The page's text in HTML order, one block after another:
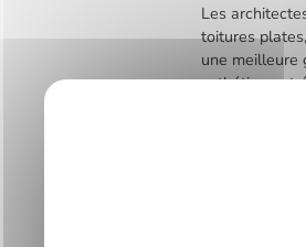
Les
toitures
une meilleure
esthétique et